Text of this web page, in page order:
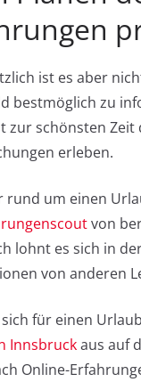
ist es aber
bestmöglich zu
zur schönsten Zeit
erleben.
rund um einen
von
lohnt es sich in
von anderen
für einen
Innsbruckaus auf
Online-